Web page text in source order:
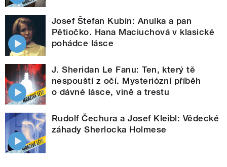
Josef Štefan Kubín: Anulka a pan
Pětiočko. Hana Maciuchová v klasické
pohádce lásce
J. Sheridan Le Fanu: Ten, který tě
nespouští z očí. Mysteriózní příběh
o dávné lásce, vině a trestu
Rudolf Čechura a Josef Kleibl: Vědecké
záhady Sherlocka Holmese